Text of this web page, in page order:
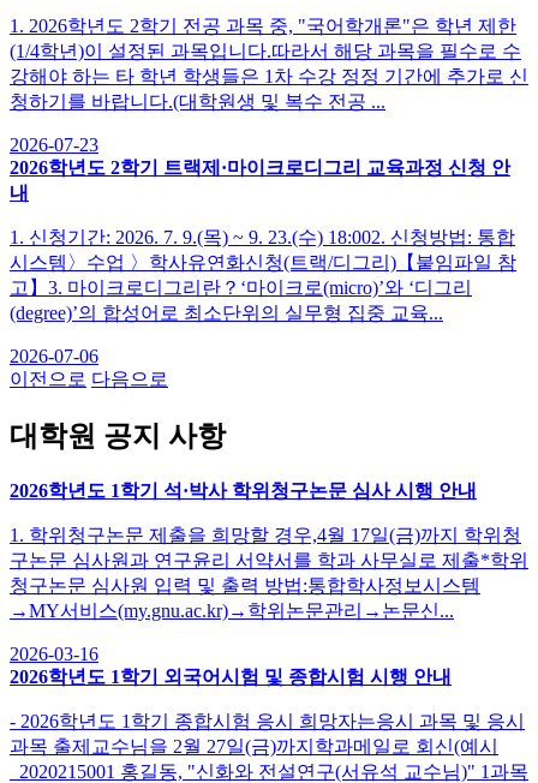
1. 2026학년도 2학기 전공 과목 중, "국어학개론"은 학년 제한
(1/4학년)이 설정된 과목입니다.따라서 해당 과목을 필수로 수
강해야 하는 타 학년 학생들은 1차 수강 정정 기간에 추가로 신
청하기를 바랍니다.(대학원생 및 복수 전공 ...
2026-07-23
2026학년도 2학기 트랙제·마이크로디그리 교육과정 신청 안
내
1. 신청기간: 2026. 7. 9.(목) ~ 9. 23.(수) 18:002. 신청방법: 통합
시스템〉수업 〉학사유연화신청(트랙/디그리)【붙임파일 참
고】3. 마이크로디그리란？‘마이크로(micro)’와 ‘디그리
(degree)’의 합성어로 최소단위의 실무형 집중 교육...
2026-07-06
이전으로 다음으로
대학원 공지 사항
2026학년도 1학기 석·박사 학위청구논문 심사 시행 안내
1. 학위청구논문 제출을 희망할 경우,4월 17일(금)까지 학위청
구논문 심사원과 연구윤리 서약서를 학과 사무실로 제출*학위
청구논문 심사원 입력 및 출력 방법:통합학사정보시스템
→MY서비스(my.gnu.ac.kr)→학위논문관리→논문신...
2026-03-16
2026학년도 1학기 외국어시험 및 종합시험 시행 안내
- 2026학년도 1학기 종합시험 응시 희망자는응시 과목 및 응시
과목 출제교수님을 2월 27일(금)까지학과메일로 회신(예시
_2020215001 홍길동, "신화와 전설연구(서유석 교수님)" 1과목